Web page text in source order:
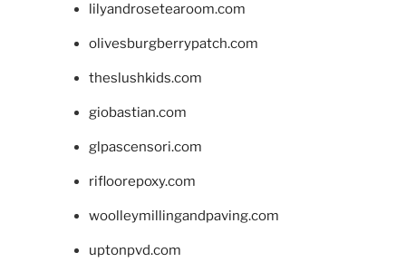
lilyandrosetearoom.com
olivesburgberrypatch.com
theslushkids.com
giobastian.com
glpascensori.com
rifloorepoxy.com
woolleymillingandpaving.com
uptonpvd.com